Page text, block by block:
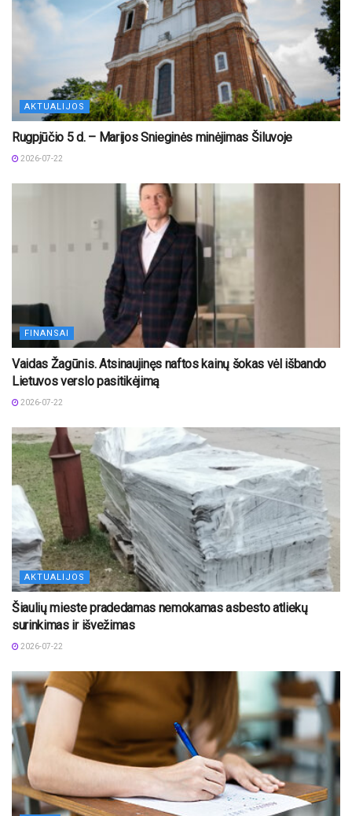
AKTUALIJOS
Rugpjūčio 5 d. – Marijos Snieginės minėjimas Šiluvoje
2026-07-22
FINANSAI
Vaidas Žagūnis. Atsinaujinęs naftos kainų šokas vėl išbando
Lietuvos verslo pasitikėjimą
2026-07-22
AKTUALIJOS
Šiaulių mieste pradedamas nemokamas asbesto atliekų
surinkimas ir išvežimas
2026-07-22